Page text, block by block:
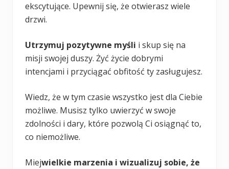
ekscytujące. Upewnij się, że otwierasz wiele
drzwi.
Utrzymuj pozytywne myśli i skup się na
misji swojej duszy. Żyć życie dobrymi
intencjami i przyciągać obfitość ty zasługujesz.
Wiedz, że w tym czasie wszystko jest dla Ciebie
możliwe. Musisz tylko uwierzyć w swoje
zdolności i dary, które pozwolą Ci osiągnąć to,
co niemożliwe.
Miejwielkie marzenia i wizualizuj sobie, że